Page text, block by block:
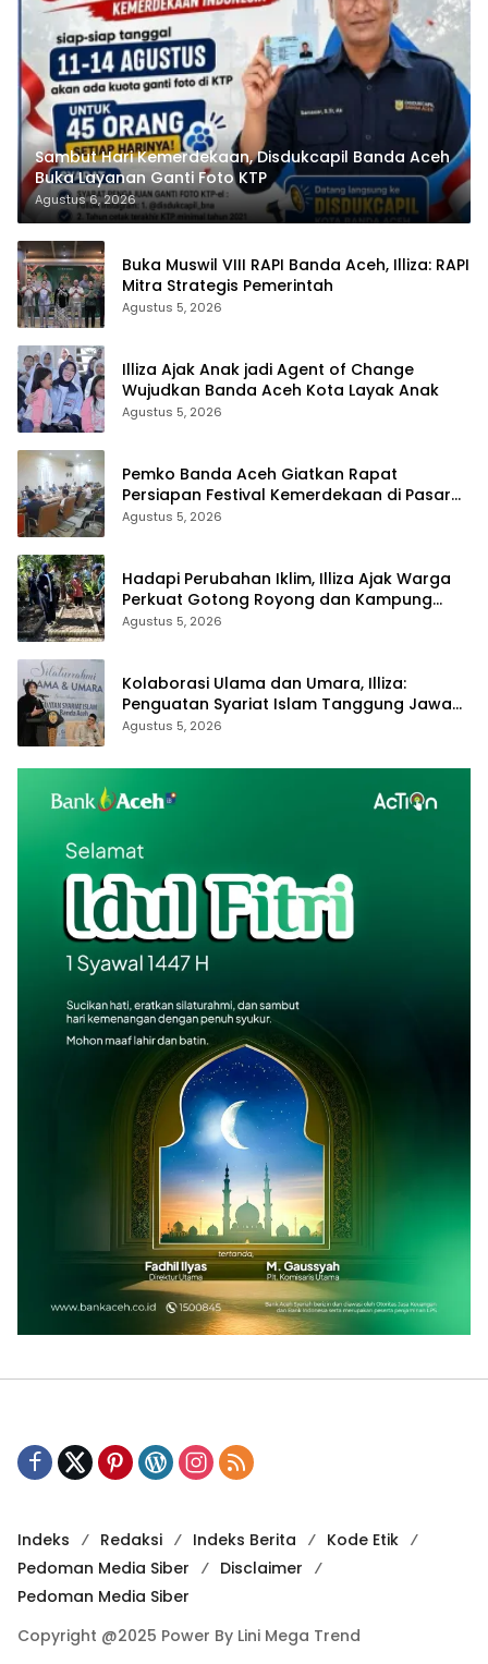
Sambut Hari Kemerdekaan, Disdukcapil Banda Aceh
Buka Layanan Ganti Foto KTP
Agustus 6, 2026
Buka Muswil VIII RAPI Banda Aceh, Illiza: RAPI
Mitra Strategis Pemerintah
Agustus 5, 2026
Illiza Ajak Anak jadi Agent of Change
Wujudkan Banda Aceh Kota Layak Anak
Agustus 5, 2026
Pemko Banda Aceh Giatkan Rapat
Persiapan Festival Kemerdekaan di Pasar
Atjeh
Agustus 5, 2026
Hadapi Perubahan Iklim, Illiza Ajak Warga
Perkuat Gotong Royong dan Kampung
Proklim
Agustus 5, 2026
Kolaborasi Ulama dan Umara, Illiza:
Penguatan Syariat Islam Tanggung Jawab
Bersama
Agustus 5, 2026
Indeks Redaksi Indeks Berita
Kode Etik
Pedoman Media Siber
Disclaimer
Pedoman Media Siber
Copyright @2025 Power By Lini Mega Trend